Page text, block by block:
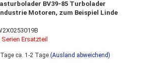
BV39-85 Turbolader
Motoren, zum Beispiel Linde
Ersatzteil
ca. 1-2 Tage (Ausland abweichend)